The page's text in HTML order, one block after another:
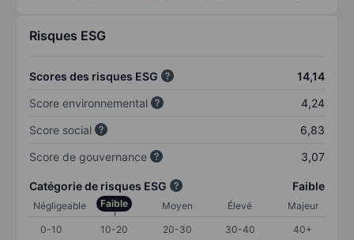
Risques ESG
Scores des risques ESG
14,14
Score environnemental
4,24
Score social
6,83
Score de gouvernance
3,07
Catégorie de risques ESG Faible
Négligeable Faible Moyen Élevé
Majeur
0-10
10-20 20-30 30-40 40+